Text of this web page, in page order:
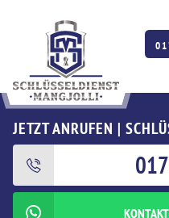
JETZT ANRUFEN |